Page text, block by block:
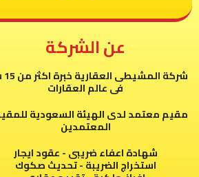
عن الشركة
فى عالم العقارات
مقيم معتمد لدى الهيئة السعودية
المعتمدين
شهادة اعفاء ضريبى - عقود ايجار
استخراج الضريبة - تحديث صكوك